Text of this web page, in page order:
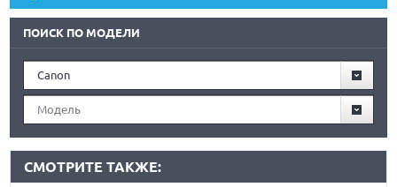
ПОИСК ПО МОДЕЛИ
Canon
Модель
СМОТРИТЕ ТАКЖЕ: